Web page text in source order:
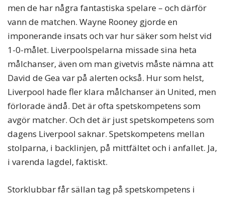
men de har några fantastiska spelare – och därför
vann de matchen. Wayne Rooney gjorde en
imponerande insats och var hur säker som helst vid
1-0-målet. Liverpoolspelarna missade sina heta
målchanser, även om man givetvis måste nämna att
David de Gea var på alerten också. Hur som helst,
Liverpool hade fler klara målchanser än United, men
förlorade ändå. Det är ofta spetskompetens som
avgör matcher. Och det är just spetskompetens som
dagens Liverpool saknar. Spetskompetens mellan
stolparna, i backlinjen, på mittfältet och i anfallet. Ja,
i varenda lagdel, faktiskt.
Storklubbar får sällan tag på spetskompetens i